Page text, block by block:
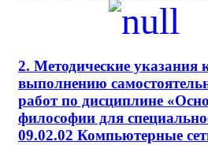
2. Методические указания
выполнению
работ по дисциплине
философии для
09.02.02 Компьютерные